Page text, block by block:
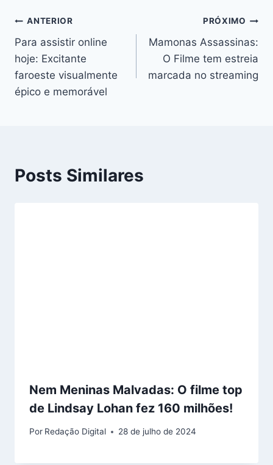
Navegação
de
Post
ANTERIOR
Para assistir online
hoje: Excitante
faroeste visualmente
épico e memorável
PRÓXIMO
Mamonas Assassinas:
O Filme tem estreia
marcada no streaming
Posts Similares
Nem Meninas Malvadas: O filme top
de Lindsay Lohan fez 160 milhões!
Por Redação Digital 28 de julho de 2024